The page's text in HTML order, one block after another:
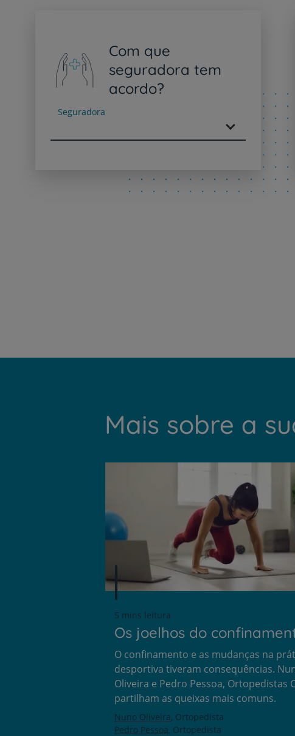
Com que
seguradora tem
acordo?
Seguradora
Mais sobre a
5 mins leitura
Os joelhos do
O confinamento e as mudanças na
desportiva tiveram consequências.
Oliveira e Pedro Pessoa, Ortopedistas
partilham as queixas mais comuns.
Nuno Oliveira Ortopedista
Pedro Pessoa Ortopedista